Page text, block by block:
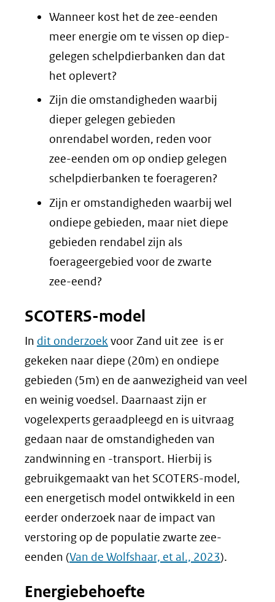
Wanneer kost het de zee-eenden
meer energie om te vissen op diep-
gelegen schelpdierbanken dan dat
het oplevert?
Zijn die omstandigheden waarbij
dieper gelegen gebieden
onrendabel worden, reden voor
zee-eenden om op ondiep gelegen
schelpdierbanken te foerageren?
Zijn er omstandigheden waarbij wel
ondiepe gebieden, maar niet diepe
gebieden rendabel zijn als
foerageergebied voor de zwarte
zee-eend?
SCOTERS-model
In dit onderzoek voor Zand uit zee is er
gekeken naar diepe (20m) en ondiepe
gebieden (5m) en de aanwezigheid van veel
en weinig voedsel. Daarnaast zijn er
vogelexperts geraadpleegd en is uitvraag
gedaan naar de omstandigheden van
zandwinning en -transport. Hierbij is
gebruikgemaakt van het SCOTERS-model,
een energetisch model ontwikkeld in een
eerder onderzoek naar de impact van
verstoring op de populatie zwarte zee-
eenden (Van de Wolfshaar, et al., 2023).
Energiebehoefte